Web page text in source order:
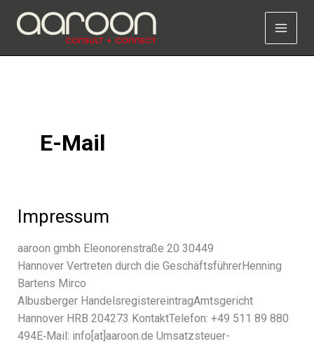
Inhalt
E-Mail
Impressum
aaroon gmbh Eleonorenstraße 20 30449
Hannover Vertreten durch die GeschäftsführerHenning
Bartens Mirco
Albusberger HandelsregistereintragAmtsgericht
Hannover HRB 204273 KontaktTelefon: +49 511 89 880
494E‑Mail: info[at]aaroon.de Umsatzsteuer-